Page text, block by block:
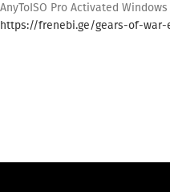
AnyToISO Pro Activated
https://frenebi.ge/gears-of-war-